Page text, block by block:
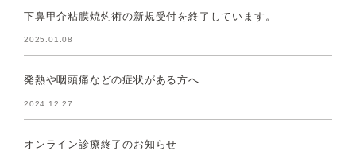
下鼻甲介粘膜焼灼術の新規受付を終了しています。
2025.01.08
発熱や咽頭痛などの症状がある方へ
2024.12.27
オンライン診療終了のお知らせ